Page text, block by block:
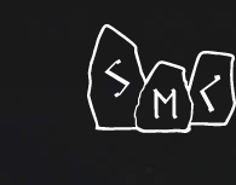
содержимому